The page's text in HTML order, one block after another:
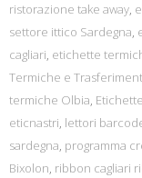
ristorazione take away,
settore ittico Sardegna,
cagliari, etichette
Termiche e
termiche Olbia,
eticnastri, lettori
sardegna, programma
Bixolon, ribbon cagliari